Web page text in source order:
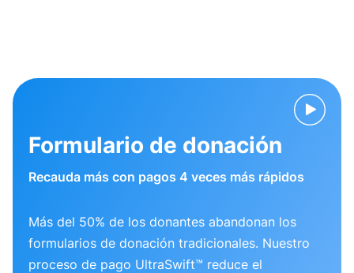
Formulario de donación
Recauda más con pagos 4 veces más rápidos
Más del 50% de los donantes abandonan los
formularios de donación tradicionales. Nuestro
proceso de pago UltraSwift™ reduce el